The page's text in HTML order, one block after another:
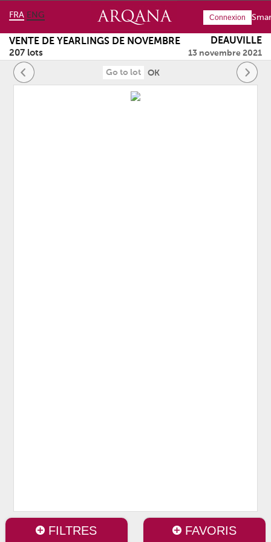
FRA ENG Connexion
207 lots
OK
VENTE DE YEARLINGS DE NOVEMBRE DEAUVILLE
13 novembre 2021
FILTRES FAVORIS